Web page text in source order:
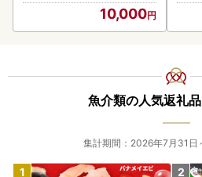
10,000
魚介類の人気返礼
集計期間：2026年7月31日